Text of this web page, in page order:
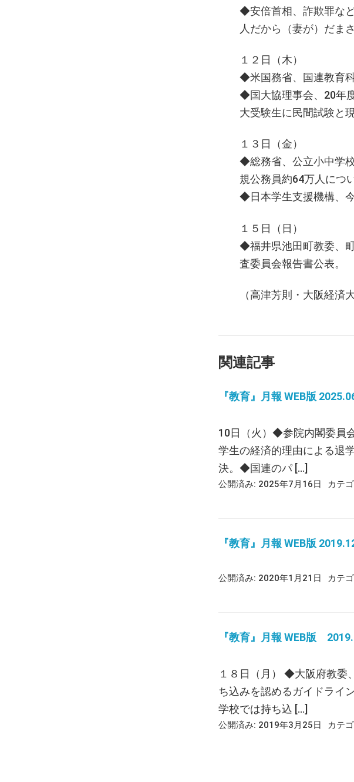
◆安倍首相、詐欺罪な
人だから（妻が）だま
１２日（木）
◆米国務省、国連教育
◆国大協理事会、20年
大受験生に民間試験と
１３日（金）
◆総務省、公立小中学
規公務員約64万人につ
◆日本学生支援機構、
１５日（日）
◆福井県池田町教委、
査委員会報告書公表。
（高津芳則・大阪経済大
関連記事
『教育』月報 WEB版
10日（火）◆参院内閣委員
学生の経済的理由による退
決。◆国連のパ […]
公開済み: 2025年7月16日 カテ
『教育』月報 WEB版
公開済み: 2020年1月21日 カテ
『教育』月報 WEB版
１８日（月） ◆大阪府教委
ち込みを認めるガイドライ
学校では持ち込 […]
公開済み: 2019年3月25日 カテ